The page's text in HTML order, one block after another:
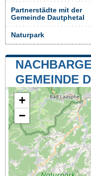
Partnerstädte mit der
Gemeinde Dautphetal
Naturpark
GEMEINDE
+
−